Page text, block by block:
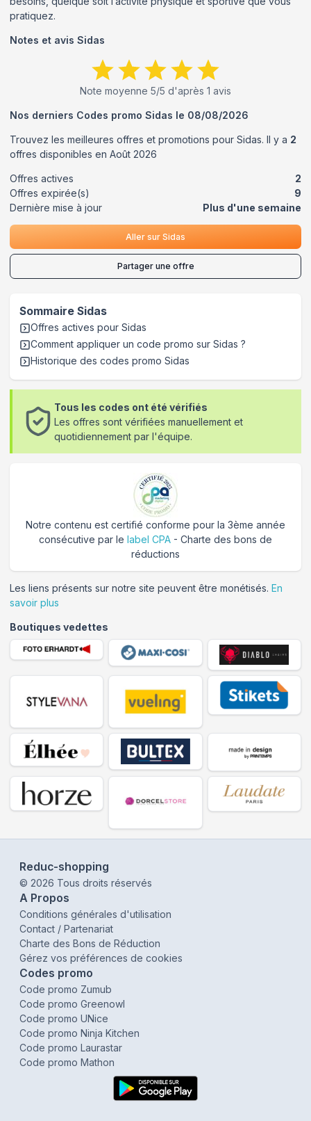
pratiquez.
Notes et avis Sidas
Note moyenne 5/5 d'après 1 avis
Nos derniers Codes promo Sidas le 08/08/2026
Trouvez les meilleures offres et promotions pour Sidas. Il y a 2
offres disponibles en Août 2026
Offres actives
2
Offres expirée(s)
9
Dernière mise à jour
Plus d'une semaine
Aller sur Sidas
Partager une offre
Sommaire Sidas
Offres actives pour Sidas
Comment appliquer un code promo sur Sidas ?
Historique des codes promo Sidas
Tous les codes ont été vérifiés
Les offres sont vérifiées manuellement et
quotidiennement par l'équipe.
Notre contenu est certifié conforme pour la 3ème année
consécutive par le label CPA - Charte des bons de
réductions
Les liens présents sur notre site peuvent être monétisés. En
savoir plus
Boutiques vedettes
Reduc-shopping
© 2026 Tous droits réservés
A Propos
Conditions générales d'utilisation
Contact / Partenariat
Charte des Bons de Réduction
Gérez vos préférences de cookies
Codes promo
Code promo Zumub
Code promo Greenowl
Code promo UNice
Code promo Ninja Kitchen
Code promo Laurastar
Code promo Mathon